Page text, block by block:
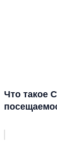
Что такое